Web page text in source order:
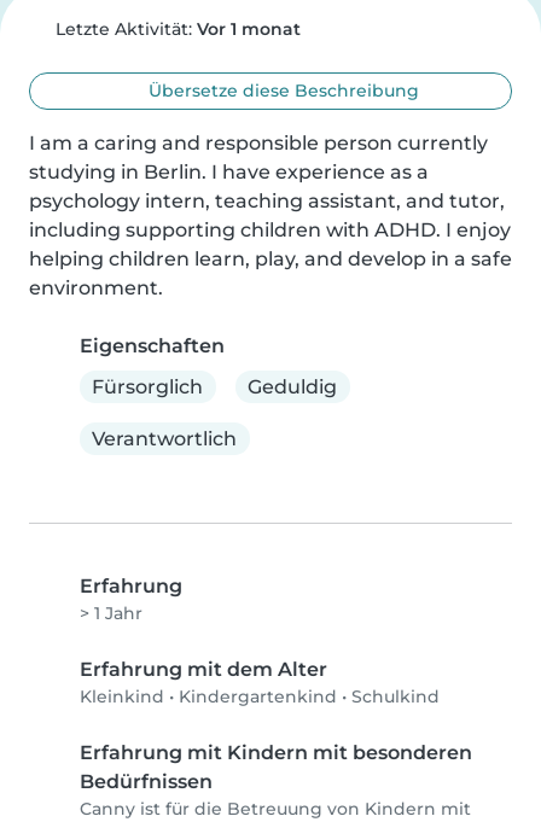
Letzte Aktivität: Vor 1 monat
Übersetze diese Beschreibung
I am a caring and responsible person currently
studying in Berlin. I have experience as a
psychology intern, teaching assistant, and tutor,
including supporting children with ADHD. I enjoy
helping children learn, play, and develop in a safe
environment.
Eigenschaften
Fürsorglich
Geduldig
Verantwortlich
Erfahrung
> 1 Jahr
Erfahrung mit dem Alter
Kleinkind • Kindergartenkind • Schulkind
Erfahrung mit Kindern mit besonderen
Bedürfnissen
Canny ist für die Betreuung von Kindern mit